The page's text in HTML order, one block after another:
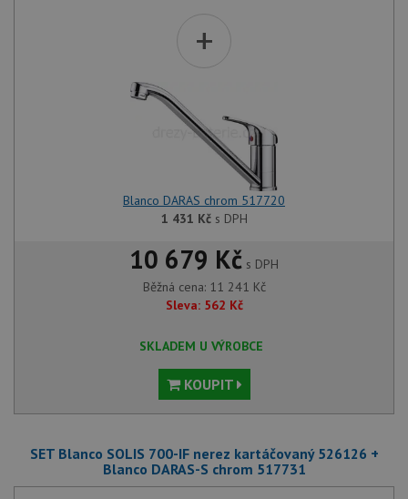
+
Blanco DARAS chrom 517720
1 431 Kčs DPH
10 679 Kč s DPH
Běžná cena: 11 241 Kč
Sleva: 562 Kč
SKLADEM U VÝROBCE
KOUPIT
SET Blanco SOLIS 700-IF nerez kartáčovaný 526126 +
Blanco DARAS-S chrom 517731